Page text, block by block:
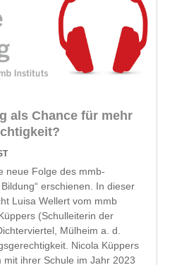
als Chance für mehr
neue Folge des mmb-
erschienen. In dieser
Luisa Wellert vom mmb
(Schulleiterin der
Mülheim a. d.
Nicola Küppers
mit ihrer Schule im Jahr 2023